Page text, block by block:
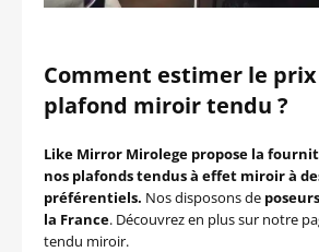
Comment estimer le prix
plafond miroir tendu ?
Like Mirror Mirolege propose la
nos plafonds tendus à effet miroir à
préférentiels. Nos disposons de
la France. Découvrez en plus sur notre
tendu miroir.